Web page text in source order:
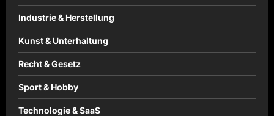
Industrie & Herstellung
Kunst & Unterhaltung
Recht & Gesetz
Sport & Hobby
Technologie & SaaS